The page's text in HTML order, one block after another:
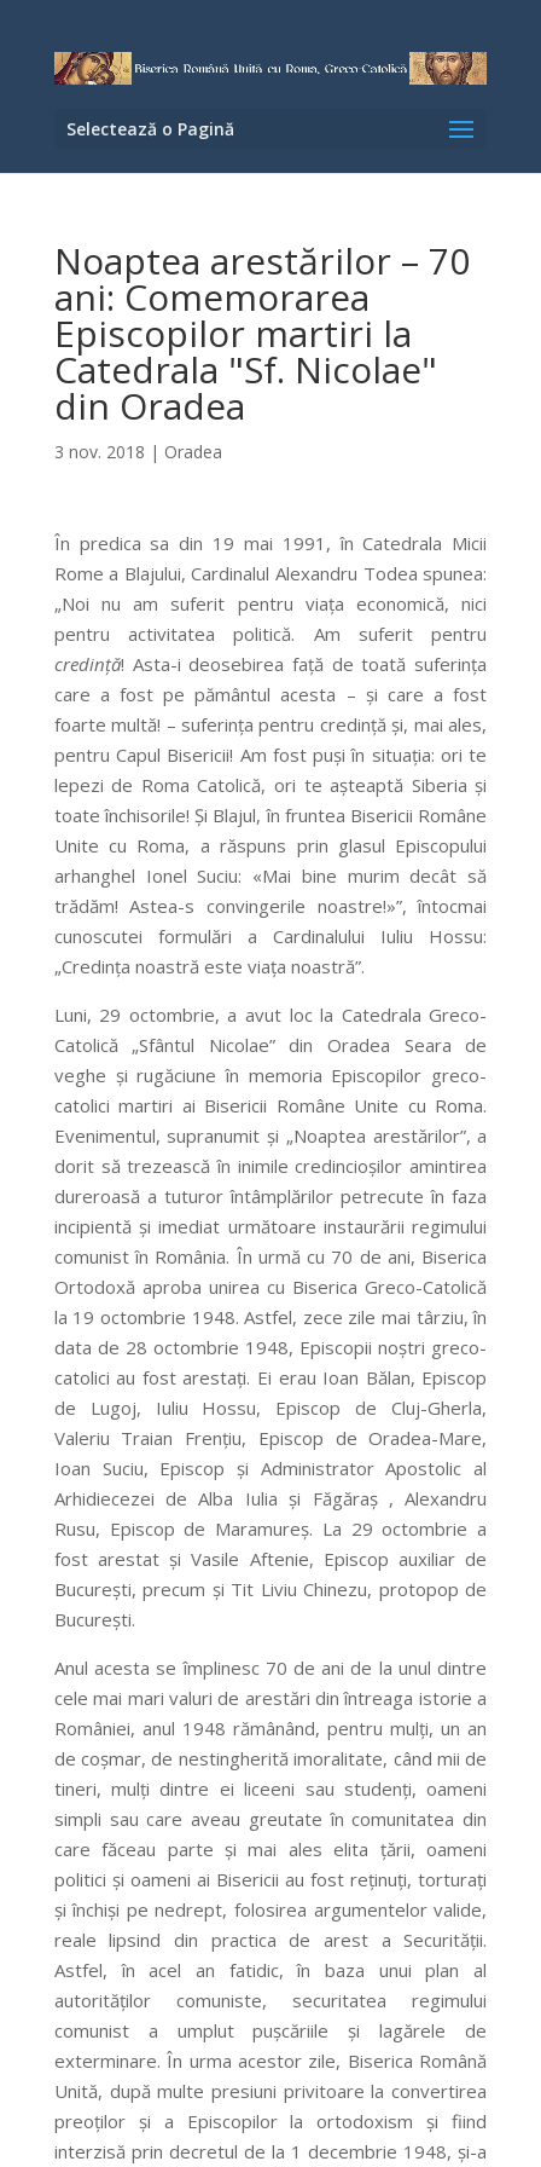
Selectează o Pagină
Noaptea arestărilor – 70
ani: Comemorarea
Episcopilor martiri la
Catedrala "Sf. Nicolae"
din Oradea
3 nov. 2018 | Oradea
În predica sa din 19 mai 1991, în Catedrala Micii
Rome a Blajului, Cardinalul Alexandru Todea spunea:
„Noi nu am suferit pentru viața economică, nici
pentru activitatea politică. Am suferit pentru
credință! Asta-i deosebirea față de toată suferința
care a fost pe pământul acesta – și care a fost
foarte multă! – suferința pentru credință și, mai ales,
pentru Capul Bisericii! Am fost puși în situația: ori te
lepezi de Roma Catolică, ori te așteaptă Siberia și
toate închisorile! Și Blajul, în fruntea Bisericii Române
Unite cu Roma, a răspuns prin glasul Episcopului
arhanghel Ionel Suciu: «Mai bine murim decât să
trădăm! Astea-s convingerile noastre!»”, întocmai
cunoscutei formulări a Cardinalului Iuliu Hossu:
„Credința noastră este viața noastră”.
Luni, 29 octombrie, a avut loc la Catedrala Greco-
Catolică „Sfântul Nicolae” din Oradea Seara de
veghe și rugăciune în memoria Episcopilor greco-
catolici martiri ai Bisericii Române Unite cu Roma.
Evenimentul, supranumit și „Noaptea arestărilor”, a
dorit să trezească în inimile credincioșilor amintirea
dureroasă a tuturor întâmplărilor petrecute în faza
incipientă și imediat următoare instaurării regimului
comunist în România. În urmă cu 70 de ani, Biserica
Ortodoxă aproba unirea cu Biserica Greco-Catolică
la 19 octombrie 1948. Astfel, zece zile mai târziu, în
data de 28 octombrie 1948, Episcopii noștri greco-
catolici au fost arestați. Ei erau Ioan Bălan, Episcop
de Lugoj, Iuliu Hossu, Episcop de Cluj-Gherla,
Valeriu Traian Frențiu, Episcop de Oradea-Mare,
Ioan Suciu, Episcop și Administrator Apostolic al
Arhidiecezei de Alba Iulia și Făgăraș , Alexandru
Rusu, Episcop de Maramureș. La 29 octombrie a
fost arestat și Vasile Aftenie, Episcop auxiliar de
București, precum și Tit Liviu Chinezu, protopop de
București.
Anul acesta se împlinesc 70 de ani de la unul dintre
cele mai mari valuri de arestări din întreaga istorie a
României, anul 1948 rămânând, pentru mulți, un an
de coșmar, de nestingherită imoralitate, când mii de
tineri, mulți dintre ei liceeni sau studenți, oameni
simpli sau care aveau greutate în comunitatea din
care făceau parte și mai ales elita țării, oameni
politici și oameni ai Bisericii au fost reținuți, torturați
și închiși pe nedrept, folosirea argumentelor valide,
reale lipsind din practica de arest a Securității.
Astfel, în acel an fatidic, în baza unui plan al
autorităților comuniste, securitatea regimului
comunist a umplut pușcăriile și lagărele de
exterminare. În urma acestor zile, Biserica Română
Unită, după multe presiuni privitoare la convertirea
preoților și a Episcopilor la ortodoxism și fiind
interzisă prin decretul de la 1 decembrie 1948, și-a